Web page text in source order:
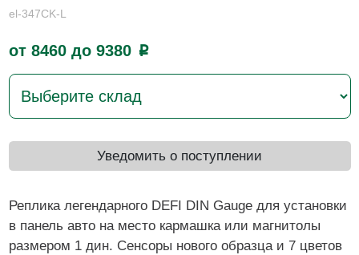
el-347CK-L
от 8460 до 9380 p
Уведомить о поступлении
Реплика легендарного DEFI DIN Gauge для установки
в панель авто на место кармашка или магнитолы
размером 1 дин. Сенсоры нового образца и 7 цветов